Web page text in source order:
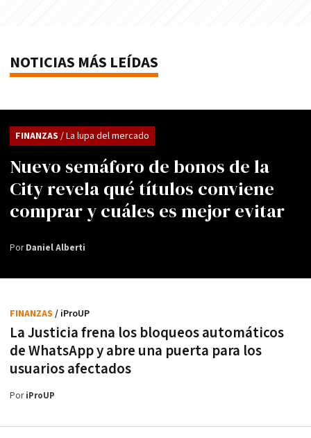
NOTICIAS MÁS LEÍDAS
Nuevo semáforo de bonos de la
City revela qué títulos conviene
comprar y cuáles es mejor evitar
FINANZAS / La lupa del mercado
PorDaniel Alberti
La Justicia frena los bloqueos automáticos
de WhatsApp y abre una puerta para los
usuarios afectados
FINANZAS / iProUP
PoriProUP